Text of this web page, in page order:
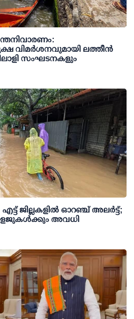
വിമര്‍ശനവുമായി ലത്തീന്‍
സംഘടനകളും
ജില്ലകളില്‍ ഓറഞ്ച് അലര്‍ട്ട്;
അവധി